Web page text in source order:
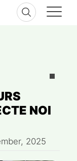
NOI
2025